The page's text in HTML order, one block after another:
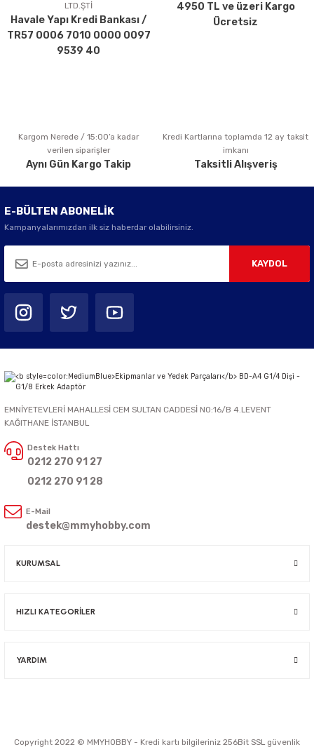
Ürün bilgilerinde hatalar bulunuyor.
Ürün fiyatı diğer sitelerden daha pahalı.
Bu ürüne benzer farklı alternatifler olmalı.
Gönder
LTD.ŞTİ
Havale Yapı Kredi Bankası /
TR57 0006 7010 0000 0097
9539 40
4950 TL ve üzeri Kargo
Ücretsiz
Kargom Nerede / 15:00’a kadar
verilen siparişler
Aynı Gün Kargo Takip
Kredi Kartlarına toplamda 12 ay taksit
imkanı
Taksitli Alışveriş
E-BÜLTEN ABONELİK
Kampanyalarımızdan ilk siz haberdar olabilirsiniz.
KAYDOL
EMNİYETEVLERİ MAHALLESİ CEM SULTAN CADDESİ NO:16/B 4.LEVENT
KAĞITHANE İSTANBUL
Destek Hattı
0212 270 91 27
0212 270 91 28
E-Mail
destek@mmyhobby.com
KURUMSAL
HIZLI KATEGORİLER
YARDIM
Copyright 2022 © MMYHOBBY - Kredi kartı bilgileriniz 256Bit SSL güvenlik